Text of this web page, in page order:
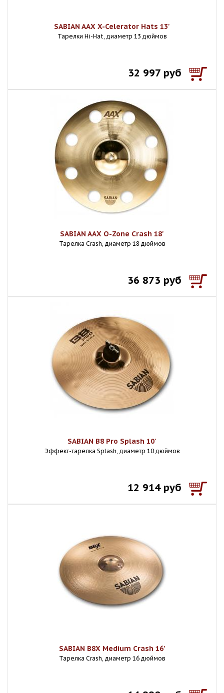
SABIAN AAX X-Celerator Hats 13'
Тарелки Hi-Hat, диаметр 13 дюймов
32 997 руб
SABIAN AAX O-Zone Crash 18'
Тарелка Crash, диаметр 18 дюймов
36 873 руб
SABIAN B8 Pro Splash 10'
Эффект-тарелка Splash, диаметр 10 дюймов
12 914 руб
SABIAN B8X Medium Crash 16'
Тарелка Crash, диаметр 16 дюймов